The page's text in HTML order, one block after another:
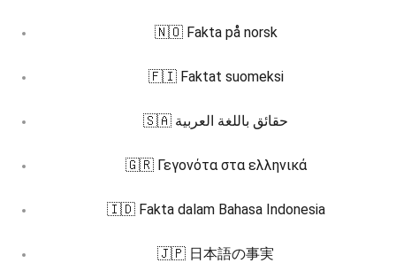
🇳🇴 Fakta på norsk
🇫🇮 Faktat suomeksi
🇸🇦 حقائق باللغة العربية
🇬🇷 Γεγονότα στα ελληνικά
🇮🇩 Fakta dalam Bahasa Indonesia
🇯🇵 日本語の事実